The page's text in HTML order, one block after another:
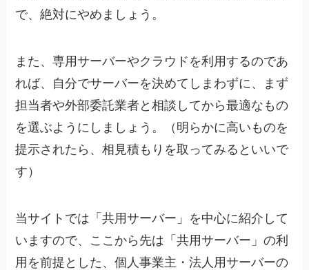
で、絶対にやめましょう。
また、専用サーバーやクラウドを利用するのであ
れば、自分でサーバーを決めてしまわずに、まず
担当者や外部委託業者と相談してから最適なもの
を選ぶようにしましょう。（明らかに高いものを
提示されたら、相見積もりを取ってみるといいで
す）
当サイトでは「共用サーバー」を中心に紹介して
いますので、ここから先は「共用サーバー」の利
用を前提とした、個人事業主・法人用サーバーの